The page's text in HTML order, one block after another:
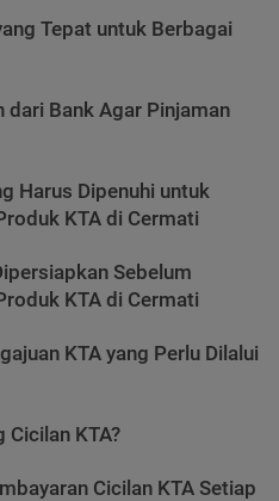
Tepat untuk Berbagai
dari Bank Agar Pinjaman
Harus Dipenuhi untuk
KTA di Cermati
Sebelum
KTA di Cermati
KTA yang Perlu Dilalui
Cicilan KTA?
Cicilan KTA Setiap